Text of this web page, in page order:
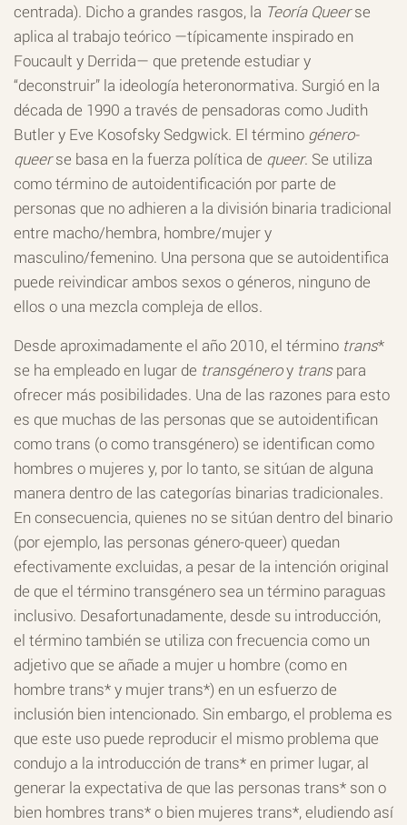
centrada). Dicho a grandes rasgos, la Teoría Queerse
aplica al trabajo teórico —típicamente inspirado en
Foucault y Derrida— que pretende estudiar y
“deconstruir” la ideología heteronormativa. Surgió en la
década de 1990 a través de pensadoras como Judith
Butler y Eve Kosofsky Sedgwick. El término género-
queerse basa en la fuerza política de queer. Se utiliza
como término de autoidentificación por parte de
personas que no adhieren a la división binaria tradicional
entre macho/hembra, hombre/mujer y
masculino/femenino. Una persona que se autoidentifica
puede reivindicar ambos sexos o géneros, ninguno de
ellos o una mezcla compleja de ellos.
Desde aproximadamente el año 2010, el término trans*
se ha empleado en lugar de transgéneroy transpara
ofrecer más posibilidades. Una de las razones para esto
es que muchas de las personas que se autoidentifican
como trans (o como transgénero) se identifican como
hombres o mujeres y, por lo tanto, se sitúan de alguna
manera dentro de las categorías binarias tradicionales.
En consecuencia, quienes no se sitúan dentro del binario
(por ejemplo, las personas género-queer) quedan
efectivamente excluidas, a pesar de la intención original
de que el término transgénero sea un término paraguas
inclusivo. Desafortunadamente, desde su introducción,
el término también se utiliza con frecuencia como un
adjetivo que se añade a mujer u hombre (como en
hombre trans* y mujer trans*) en un esfuerzo de
inclusión bien intencionado. Sin embargo, el problema es
que este uso puede reproducir el mismo problema que
condujo a la introducción de trans* en primer lugar, al
generar la expectativa de que las personas trans* son o
bien hombres trans* o bien mujeres trans*, eludiendo así